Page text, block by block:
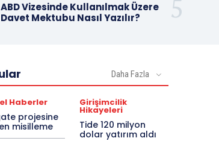
ABD Vizesinde Kullanılmak Üzere
Davet Mektubu Nasıl Yazılır?
Daha Fazla
Haberler
projesine
misilleme
Girişimcilik
Hikayeleri
Tide 120 milyon
dolar yatırım aldı